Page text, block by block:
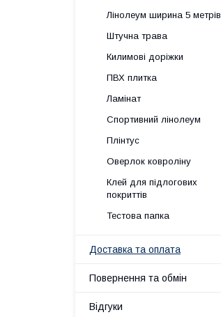
Лінолеум ширина 5 метрів
Штучна трава
Килимові доріжки
ПВХ плитка
Ламінат
Спортивний лінолеум
Плінтус
Оверлок ковроліну
Клей для підлогових
покриттів
Тестова папка
Доставка та оплата
Повернення та обмін
Відгуки